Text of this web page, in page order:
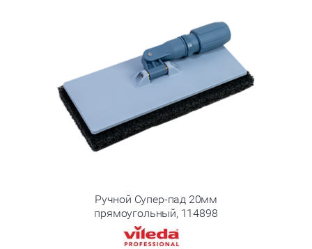
Ручной Супер-пад 20мм
прямоугольный, 114898